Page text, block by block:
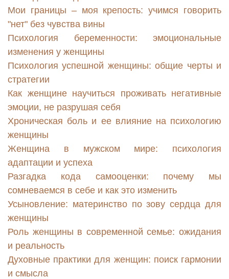
Мои границы – моя крепость: учимся говорить
"нет" без чувства вины
Психология беременности: эмоциональные
изменения у женщины
Психология успешной женщины: общие черты и
стратегии
Как женщине научиться проживать негативные
эмоции, не разрушая себя
Хроническая боль и ее влияние на психологию
женщины
Женщина в мужском мире: психология
адаптации и успеха
Разгадка кода самооценки: почему мы
сомневаемся в себе и как это изменить
Усыновление: материнство по зову сердца для
женщины
Роль женщины в современной семье: ожидания
и реальность
Духовные практики для женщин: поиск гармонии
и смысла